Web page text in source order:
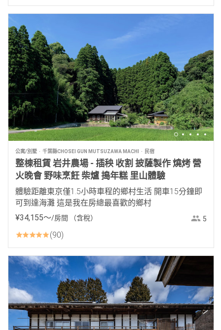
公寓/別墅 千葉縣CHOSEI GUN MUTSUZAWA MACHI 民宿
整棟租賃 岩井農場 - 插秧 收割 披薩製作 燒烤 營
火晚會 野味烹飪 柴爐 搗年糕 里山體驗
體驗距離東京僅1.5小時車程的鄉村生活 開車15分鐘即
可到達海灘 這是我在房總最喜歡的鄉村
¥34,155〜/房間 （含稅） 5
90